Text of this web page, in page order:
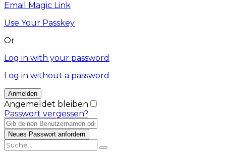
Email Magic Link
Use Your Passkey
Or
Log in with your password
Log in without a password
Angemeldet bleiben
Passwort vergessen?